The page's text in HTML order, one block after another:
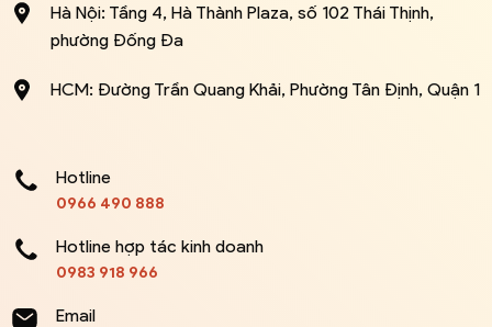
Hà Nội: Tầng 4, Hà Thành Plaza, số 102 Thái Thịnh,
phường Đống Đa
HCM: Đường Trần Quang Khải, Phường Tân Định, Quận 1
Hotline
0966 490 888
Hotline hợp tác kinh doanh
0983 918 966
Email